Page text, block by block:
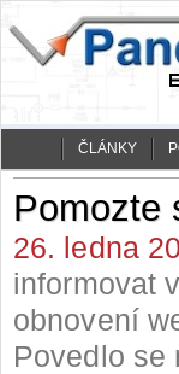
ČLÁNKY
Pomozte
26. ledna
informovat
obnovení
Povedlo se